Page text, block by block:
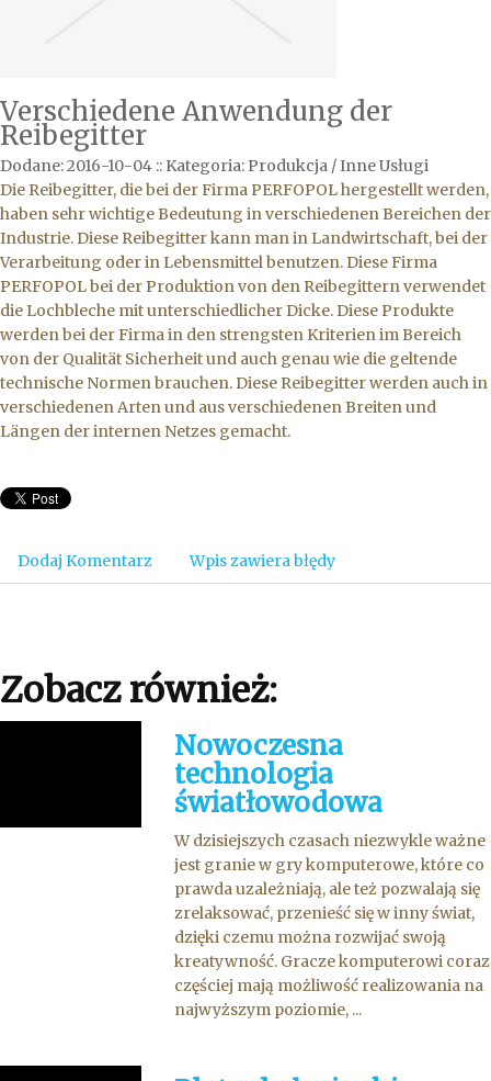
Verschiedene Anwendung der
Reibegitter
Dodane: 2016-10-04 :: Kategoria: Produkcja / Inne Usługi
Die Reibegitter, die bei der Firma PERFOPOL hergestellt werden,
haben sehr wichtige Bedeutung in verschiedenen Bereichen der
Industrie. Diese Reibegitter kann man in Landwirtschaft, bei der
Verarbeitung oder in Lebensmittel benutzen. Diese Firma
PERFOPOL bei der Produktion von den Reibegittern verwendet
die Lochbleche mit unterschiedlicher Dicke. Diese Produkte
werden bei der Firma in den strengsten Kriterien im Bereich
von der Qualität Sicherheit und auch genau wie die geltende
technische Normen brauchen. Diese Reibegitter werden auch in
verschiedenen Arten und aus verschiedenen Breiten und
Längen der internen Netzes gemacht.
Dodaj Komentarz Wpis zawiera błędy
Zobacz również:
Nowoczesna
technologia
światłowodowa
W dzisiejszych czasach niezwykle ważne
jest granie w gry komputerowe, które co
prawda uzależniają, ale też pozwalają się
zrelaksować, przenieść się w inny świat,
dzięki czemu można rozwijać swoją
kreatywność. Gracze komputerowi coraz
częściej mają możliwość realizowania na
najwyższym poziomie, ...